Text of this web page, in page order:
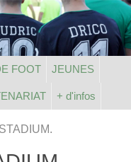
FOOT JEUNES
+ d'infos